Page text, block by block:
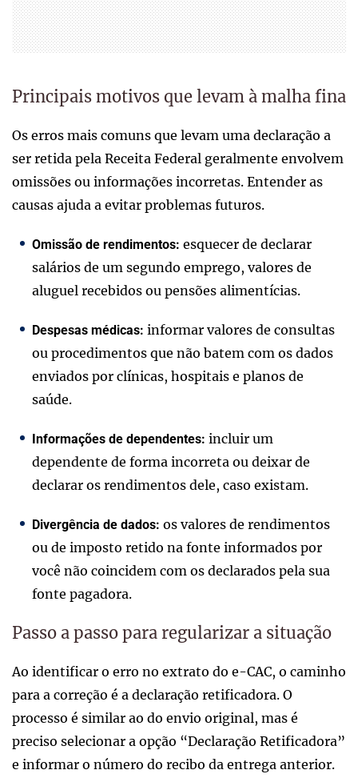
Principais motivos que levam à malha fina
Os erros mais comuns que levam uma declaração a
ser retida pela Receita Federal geralmente envolvem
omissões ou informações incorretas. Entender as
causas ajuda a evitar problemas futuros.
Omissão de rendimentos: esquecer de declarar
salários de um segundo emprego, valores de
aluguel recebidos ou pensões alimentícias.
Despesas médicas: informar valores de consultas
ou procedimentos que não batem com os dados
enviados por clínicas, hospitais e planos de
saúde.
Informações de dependentes: incluir um
dependente de forma incorreta ou deixar de
declarar os rendimentos dele, caso existam.
Divergência de dados: os valores de rendimentos
ou de imposto retido na fonte informados por
você não coincidem com os declarados pela sua
fonte pagadora.
Passo a passo para regularizar a situação
Ao identificar o erro no extrato do e-CAC, o caminho
para a correção é a declaração retificadora. O
processo é similar ao do envio original, mas é
preciso selecionar a opção “Declaração Retificadora”
e informar o número do recibo da entrega anterior.